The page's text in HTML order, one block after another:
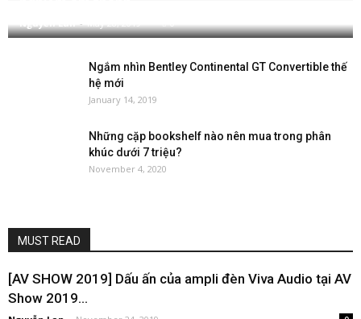
Nguyễn Lan - May 28, 2019 0
Ngắm nhìn Bentley Continental GT Convertible thế
hệ mới
January 14, 2019
Những cặp bookshelf nào nên mua trong phân
khúc dưới 7 triệu?
November 4, 2020
MUST READ
[AV SHOW 2019] Dấu ấn của ampli đèn Viva Audio tại AV
Show 2019...